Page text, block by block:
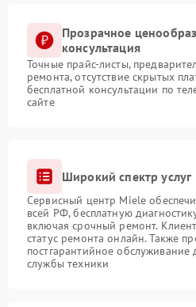
Прозрачное
консультация
Точные прайс-листы,
ремонта, отсутствие скрытых
бесплатной консультации по
сайте
Широкий спектр услуг
Сервисный центр Miele
всей РФ, бесплатную
включая срочный ремонт.
статус ремонта онлайн. Также
постгарантийное обслуживание
службы техники